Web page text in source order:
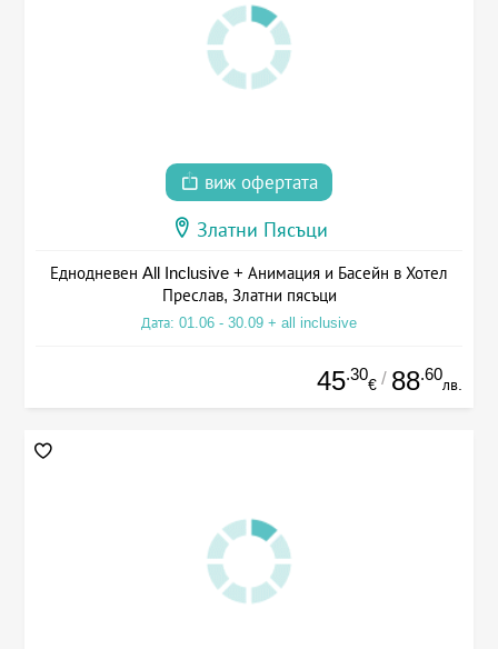
виж офертата
Златни Пясъци
Еднодневен All Inclusive + Анимация и Басейн в Хотел
Преслав, Златни пясъци
Дата: 01.06 - 30.09 + all inclusive
45.30
€ / 88.60
лв.